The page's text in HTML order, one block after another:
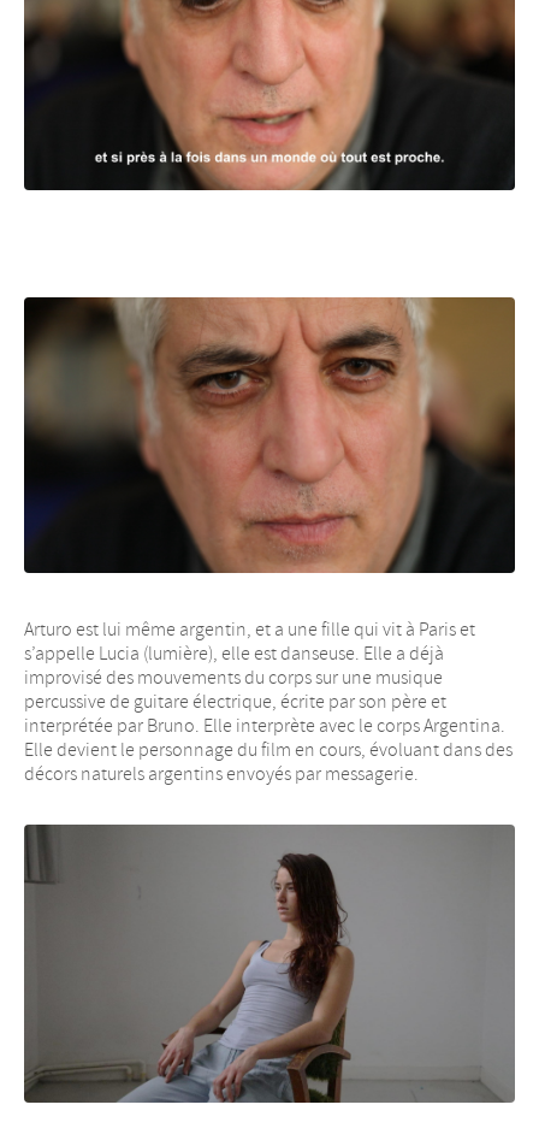
Arturo est lui même argentin, et a une fille qui vit à Paris et
s’appelle Lucia (lumière), elle est danseuse. Elle a déjà
improvisé des mouvements du corps sur une musique
percussive de guitare électrique, écrite par son père et
interprétée par Bruno. Elle interprète avec le corps Argentina.
Elle devient le personnage du film en cours, évoluant dans des
décors naturels argentins envoyés par messagerie.